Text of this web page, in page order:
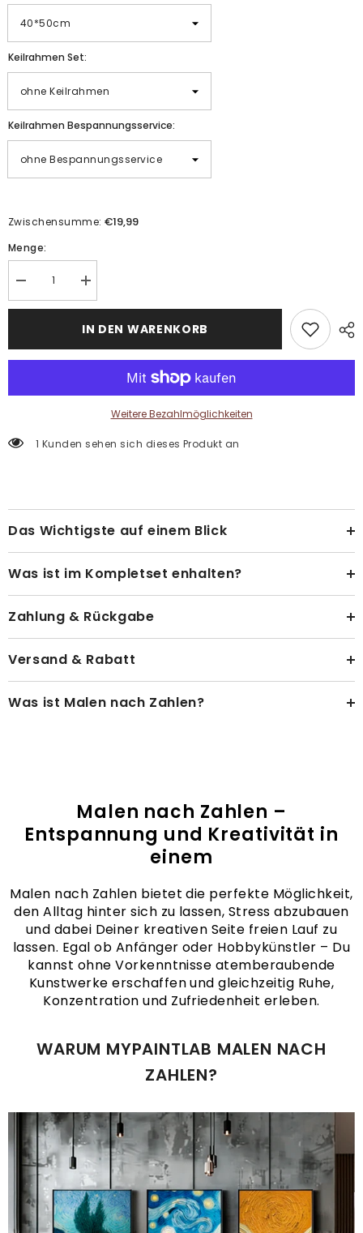
Keilrahmen Set:
Keilrahmen Bespannungsservice:
Zwischensumme:€19,99
Menge:
Menge
verringern
für
Sonnenblumenfeld
Menge
erhöhen
für
nach
Sonnenblumenfeld
IN DEN WARENKORB
Weitere Bezahlmöglichkeiten
1 Kunden sehen sich dieses Produkt an
Das Wichtigste auf einem Blick
Was ist im Kompletset enhalten?
Zahlung & Rückgabe
Versand & Rabatt
Was ist Malen nach Zahlen?
Malen nach Zahlen –
Entspannung und Kreativität in
einem
Malen nach Zahlen bietet die perfekte Möglichkeit,
den Alltag hinter sich zu lassen, Stress abzubauen
und dabei Deiner kreativen Seite freien Lauf zu
lassen. Egal ob Anfänger oder Hobbykünstler – Du
kannst ohne Vorkenntnisse atemberaubende
Kunstwerke erschaffen und gleichzeitig Ruhe,
Konzentration und Zufriedenheit erleben.
WARUM MYPAINTLAB MALEN NACH
ZAHLEN?